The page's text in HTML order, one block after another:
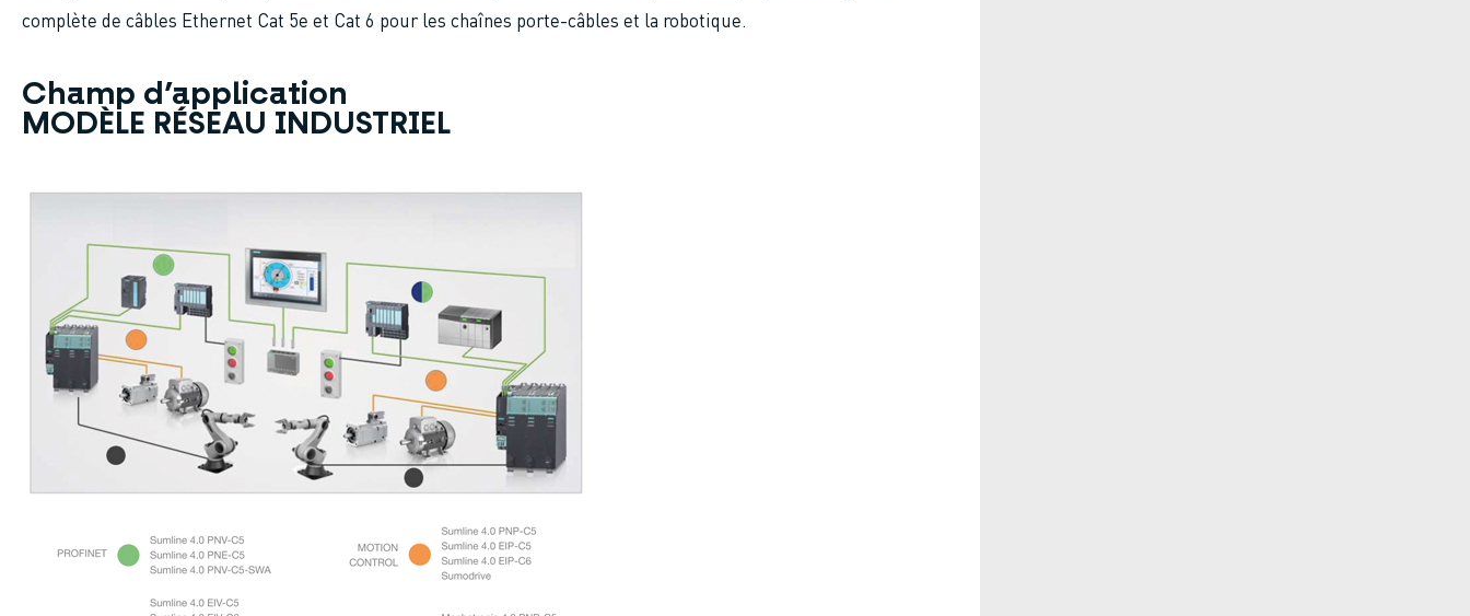
complète de câbles Ethernet Cat 5e et Cat 6 pour les chaînes porte-câbles et la robotique.
Champ d’application
MODÈLE RÉSEAU INDUSTRIEL